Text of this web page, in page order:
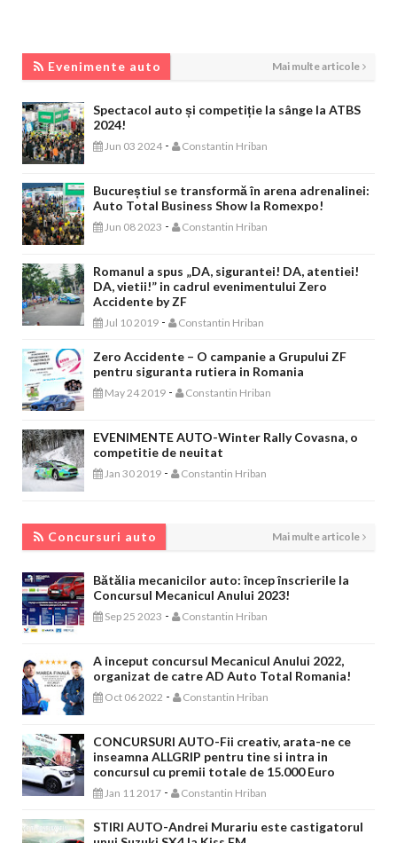
Evenimente auto Mai multe articole
Spectacol auto și competiție la sânge la ATBS
2024!
Jun 03 2024 - Constantin Hriban
Bucureștiul se transformă în arena adrenalinei:
Auto Total Business Show la Romexpo!
Jun 08 2023 - Constantin Hriban
Romanul a spus „DA, sigurantei! DA, atentiei!
DA, vietii!” in cadrul evenimentului Zero
Accidente by ZF
Jul 10 2019 - Constantin Hriban
Zero Accidente – O campanie a Grupului ZF
pentru siguranta rutiera in Romania
May 24 2019 - Constantin Hriban
EVENIMENTE AUTO-Winter Rally Covasna, o
competitie de neuitat
Jan 30 2019 - Constantin Hriban
Concursuri auto Mai multe articole
Bătălia mecanicilor auto: încep înscrierile la
Concursul Mecanicul Anului 2023!
Sep 25 2023 - Constantin Hriban
A inceput concursul Mecanicul Anului 2022,
organizat de catre AD Auto Total Romania!
Oct 06 2022 - Constantin Hriban
CONCURSURI AUTO-Fii creativ, arata-ne ce
inseamna ALLGRIP pentru tine si intra in
concursul cu premii totale de 15.000 Euro
Jan 11 2017 - Constantin Hriban
STIRI AUTO-Andrei Murariu este castigatorul